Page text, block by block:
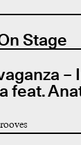
Stage
–
feat.